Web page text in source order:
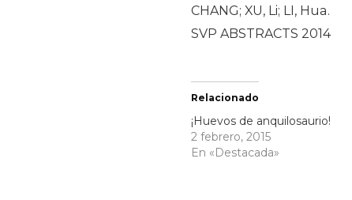
CHANG; XU, Li; LI, Hua.
SVP ABSTRACTS 2014
Relacionado
¡Huevos de anquilosaurio!
2 febrero, 2015
En «Destacada»